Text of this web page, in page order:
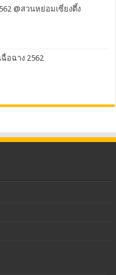
@สวนหย่อมเซี่ยงตึ้ง
อฉาง 2562